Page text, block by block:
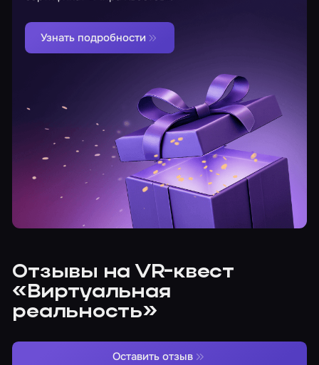
Узнать подробности
Отзывы на VR-квест
«Виртуальная
реальность»
Оставить отзыв